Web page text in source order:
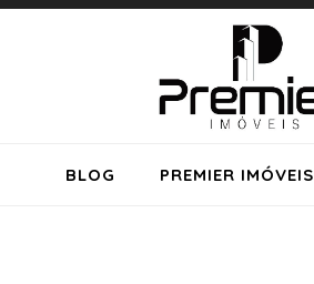
BLOG PREMIER IMÓVEIS